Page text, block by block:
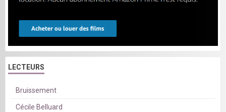
LECTEURS
Bruissement
Cécile Belluard